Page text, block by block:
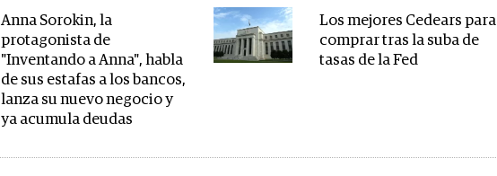
Anna Sorokin, la
protagonista de
"Inventando a Anna", habla
de sus estafas a los bancos,
lanza su nuevo negocio y
ya acumula deudas
Los mejores Cedears para
comprar tras la suba de
tasas de la Fed